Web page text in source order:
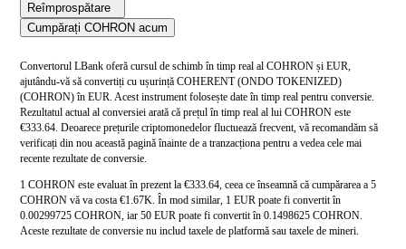
Reîmprospătare
Cumpărați COHRON acum
Convertorul LBank oferă cursul de schimb în timp real al COHRON și EUR,
ajutându-vă să convertiți cu ușurință COHERENT (ONDO TOKENIZED)
(COHRON) în EUR. Acest instrument folosește date în timp real pentru conversie.
Rezultatul actual al conversiei arată că prețul în timp real al lui COHRON este
€333.64. Deoarece prețurile criptomonedelor fluctuează frecvent, vă recomandăm să
verificați din nou această pagină înainte de a tranzacționa pentru a vedea cele mai
recente rezultate de conversie.
1 COHRON este evaluat în prezent la €333.64, ceea ce înseamnă că cumpărarea a 5
COHRON vă va costa €1.67K. În mod similar, 1 EUR poate fi convertit în
0.00299725 COHRON, iar 50 EUR poate fi convertit în 0.1498625 COHRON.
Aceste rezultate de conversie nu includ taxele de platformă sau taxele de mineri.